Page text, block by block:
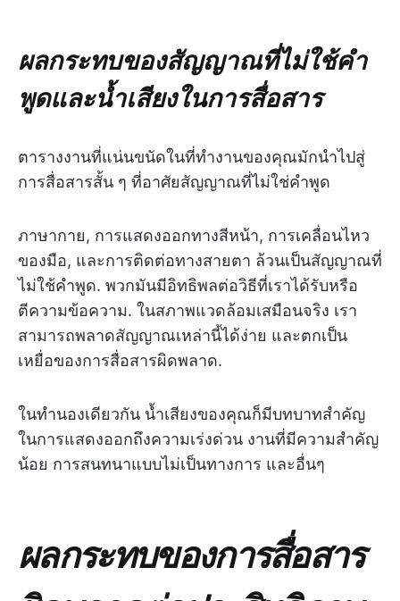
ผลกระทบของสัญญาณที่ไม่ใช้คำ
พูดและน้ำเสียงในการสื่อสาร
ตารางงานที่แน่นขนัดในที่ทำงานของคุณมักนำไปสู่
การสื่อสารสั้น ๆ ที่อาศัยสัญญาณที่ไม่ใช่คำพูด
ภาษากาย, การแสดงออกทางสีหน้า, การเคลื่อนไหว
ของมือ, และการติดต่อทางสายตา ล้วนเป็นสัญญาณที่
ไม่ใช้คำพูด. พวกมันมีอิทธิพลต่อวิธีที่เราได้รับหรือ
ตีความข้อความ. ในสภาพแวดล้อมเสมือนจริง เรา
สามารถพลาดสัญญาณเหล่านี้ได้ง่าย และตกเป็น
เหยื่อของการสื่อสารผิดพลาด.
ในทำนองเดียวกัน น้ำเสียงของคุณก็มีบทบาทสำคัญ
ในการแสดงออกถึงความเร่งด่วน งานที่มีความสำคัญ
น้อย การสนทนาแบบไม่เป็นทางการ และอื่นๆ
ผลกระทบของการสื่อสาร